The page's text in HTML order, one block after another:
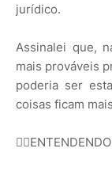
jurídico.
Assinalei que,
mais prováveis
poderia ser
coisas ficam